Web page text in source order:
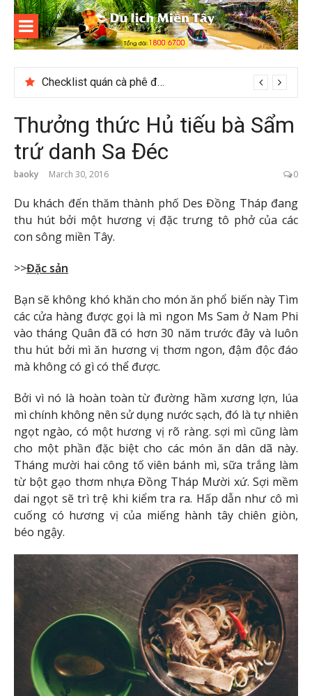
Skip
content
Du lịch
Miền Tây
Checklist quán cà phê đẹp dịp 2/9 ở Đà Lạt nên ghé
Thưởng thức Hủ tiếu bà Sẩm
trứ danh Sa Đéc
baoky March 30, 2016 0
Du khách đến thăm thành phố Des Đồng Tháp đang
thu hút bởi một hương vị đặc trưng tô phở của các
con sông miền Tây.
>>Đặc sản
Bạn sẽ không khó khăn cho món ăn phổ biến này Tìm
các cửa hàng được gọi là mì ngon Ms Sam ở Nam Phi
vào tháng Quân đã có hơn 30 năm trước đây và luôn
thu hút bởi mì ăn hương vị thơm ngon, đậm độc đáo
mà không có gì có thể được.
Bởi vì nó là hoàn toàn từ đường hầm xương lợn, lúa
mì chính không nên sử dụng nước sạch, đó là tự nhiên
ngọt ngào, có một hương vị rõ ràng. sợi mì cũng làm
cho một phần đặc biệt cho các món ăn dân dã này.
Tháng mười hai công tố viên bánh mì, sữa trắng làm
từ bột gạo thơm nhựa Đồng Tháp Mười xứ. Sợi mềm
dai ngọt sẽ trì trệ khi kiểm tra ra. Hấp dẫn như cô mì
cuống có hương vị của miếng hành tây chiên giòn,
béo ngậy.